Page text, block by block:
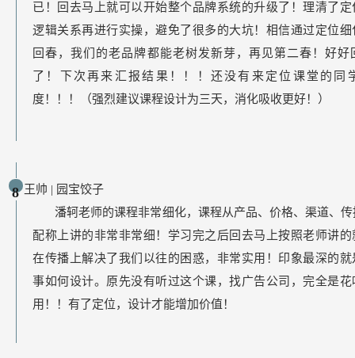
已！回去马上就可以开始整个品牌系统的升级了！理清了定
逻辑关系再进行实操，避免了很多的大坑！相信通过定位细
回春，我们的老品牌都能老树发新芽，再见第二春！好好
了！下次再来汇报结果！！！还没有来定位课堂的同
度！！！（强烈建议课程设计为三天，消化吸收更好！）
8 王帅 | 园宝饺子
潘轲老师的课程非常细化，课程从产品、价格、渠道、
配称上讲的非常非常细！学习完之后回去马上按照老师讲的
在传播上解决了我们以往的困惑，非常实用！印象最深的就
事如何设计。原先没有听过这个课，找广告公司，完全是花
用！！有了定位，设计才能增加价值！